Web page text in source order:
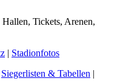
Tickets, Arenen,
| Stadionfotos
Siegerlisten & Tabellen |